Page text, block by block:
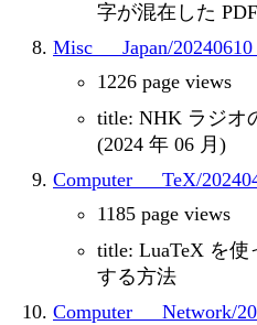
字が混在した
Misc___Japan/
1226 page views
title: NHK ラジオ
(2024 年 06 月)
Computer___TeX/
1185 page views
title: LuaTeX を
する方法
Computer___Network/